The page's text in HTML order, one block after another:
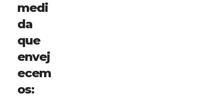
medi
da
que
envej
ecem
os: